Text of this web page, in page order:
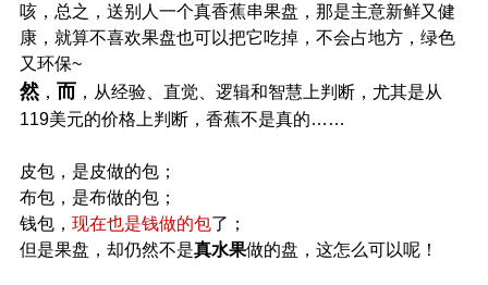
咳，总之，送别人一个真香蕉串果盘，那是主意新鲜又健
康，就算不喜欢果盘也可以把它吃掉，不会占地方，绿色
又环保~
然， 而 ，从经验、直觉、逻辑和智慧上判断，尤其是从
119美元的价格上判断，香蕉不是真的……
皮包，是皮做的包；
布包，是布做的包；
钱包， 现在也是钱做的包了；
但是果盘，却仍然不是真水果做的盘，这怎么可以呢！